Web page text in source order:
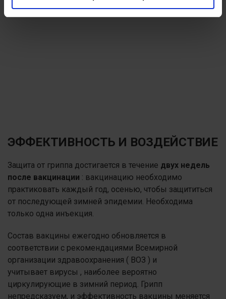
ЭФФЕКТИВНОСТЬ И ВОЗДЕЙСТВИЕ
Защита от гриппа достигается в течение двух недель
после вакцинации : вакцинацию необходимо
практиковать каждый год, осенью, чтобы защититься
от последующей зимней эпидемии. Необходима
только одна инъекция.
Состав вакцины ежегодно обновляется в
соответствии с рекомендациями Всемирной
организации здравоохранения ( ВОЗ ) и
учитывает вирусы , наиболее вероятно
циркулирующие в зимний период. Грипп
непредсказуем, и эффективность вакцины меняется